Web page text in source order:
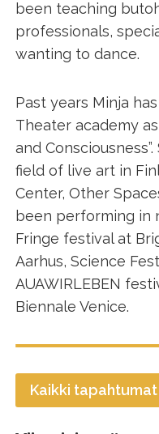
been teaching
professionals,
wanting to dance.
Past years Minja
Theater academy
and
field of live art in
Center, Other
been performing in
Fringe festival at
Aarhus, Science
AUAWIRLEBEN
Biennale Venice.
Kaikki tapahtumat